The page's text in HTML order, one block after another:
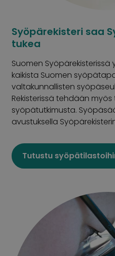
Syöpärekisteri saa
tukea
Suomen
kaikista Suomen
valtakunnallisten
Rekisterissä tehdään
syöpätutkimusta.
avustuksella
Tutustu